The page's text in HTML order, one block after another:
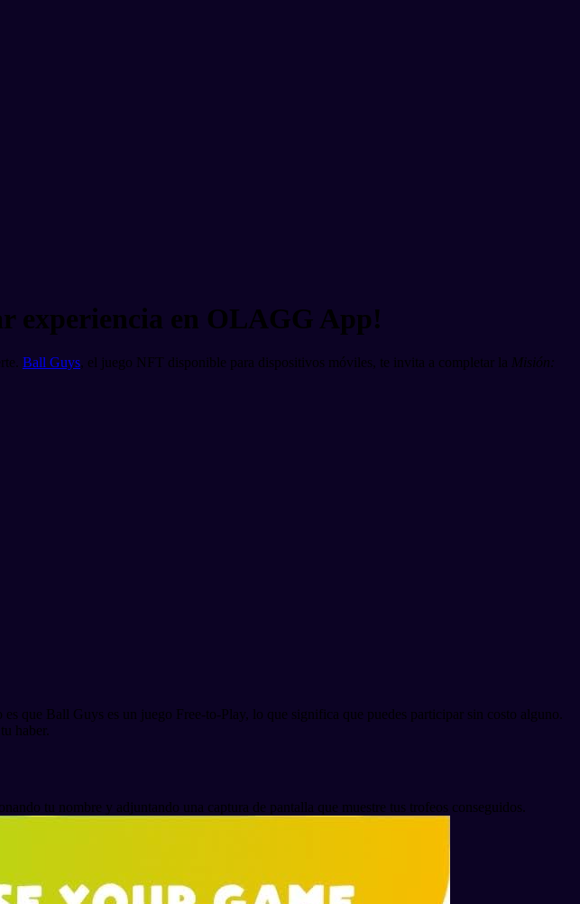
experiencia en OLAGG App!
Ball Guys, el juego NFT disponible para dispositivos móviles, te invita a completar la Misión:
que Ball Guys es un juego Free-to-Play, lo que significa que puedes participar sin costo alguno.
haber.
tu nombre y adjuntando una captura de pantalla que muestre tus trofeos conseguidos.